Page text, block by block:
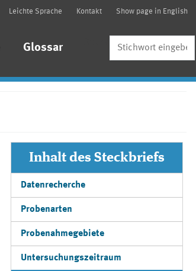
Leichte Sprache Kontakt Show page in English
Glossar
Inhalt des Steckbriefs
Datenrecherche
Probenarten
Probenahmegebiete
Untersuchungszeitraum